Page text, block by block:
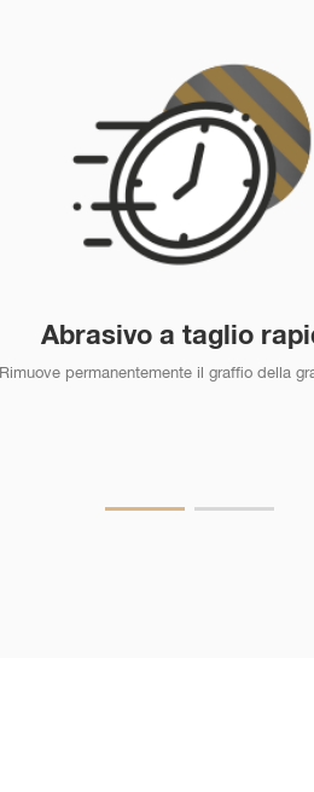
Abrasivo a taglio
Rimuove permanentemente il graffio della